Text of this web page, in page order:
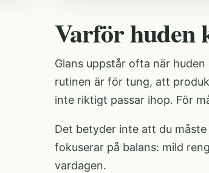
Varför huden
Glans uppstår ofta när
rutinen är för tung, att
inte riktigt passar ihop. För
Det betyder inte att du
fokuserar på balans: mild
vardagen.